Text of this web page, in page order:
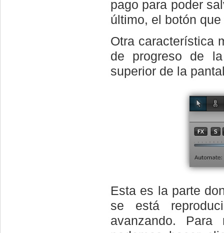
pago para poder
último, el botón
Otra característica
de progreso de
superior de la
Esta es la parte
se está
avanzando.